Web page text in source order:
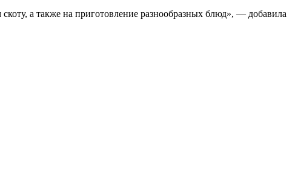
а также на приготовление разнообразных блюд», — добавила